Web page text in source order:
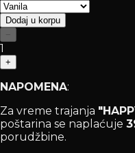
Dodaj u korpu
−
1
+
NAPOMENA:
Za vreme trajanja
poštarina se naplaćuje
porudžbine.